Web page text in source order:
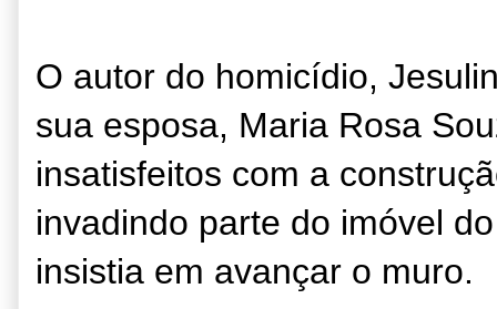
O autor do homicídio,
sua esposa, Maria Rosa
insatisfeitos com a
invadindo parte do imóvel
insistia em avançar o muro.